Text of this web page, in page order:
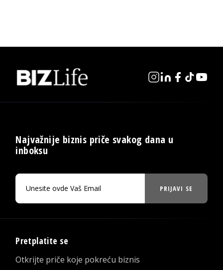
Najvažnije biznis priče svakog dana u
inboksu
PRIJAVI SE
Pretplatite se
Otkrijte priče koje pokreću biznis